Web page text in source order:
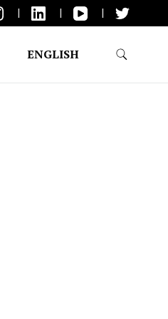
ENGLISH